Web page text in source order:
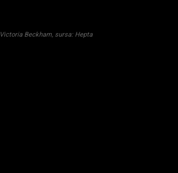
Victoria Beckham, sursa: Hepta